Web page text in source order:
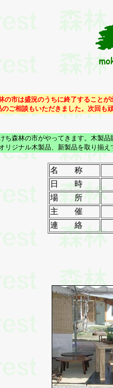
の市は盛況のうちに終了すること
のご相談もいただきました。次回
ち森林の市がやってきます。木製
リジナル木製品、新製品を取り揃え
名 称
日 時
場 所
岐
主 催
連 絡